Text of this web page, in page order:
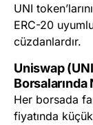
UNI
ERC-20
cüzdanlardır.
Uniswap
Borsalarında
Her borsada
fiyatında